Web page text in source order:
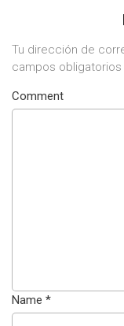
Tu dirección de
campos
Comment
Name *